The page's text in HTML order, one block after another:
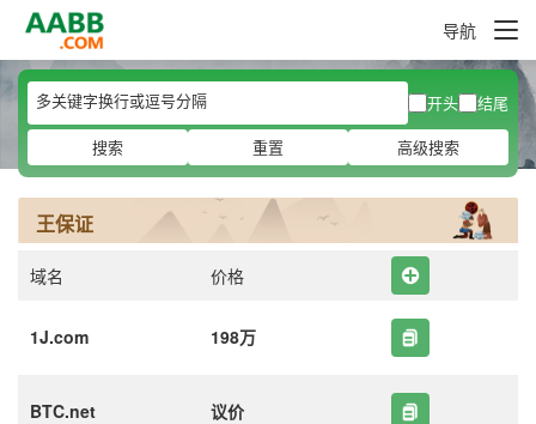
导航
开头
结尾
搜索
重置 高级搜索
王保证
域名 价格
1J.com 198万
BTC.net 议价